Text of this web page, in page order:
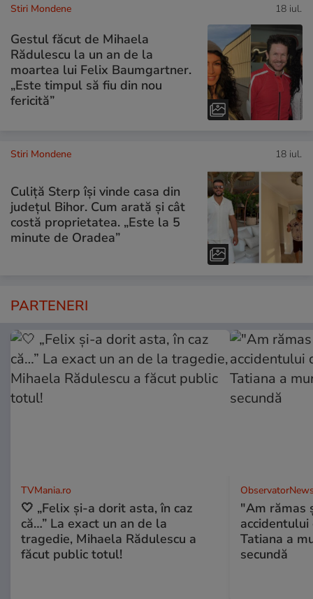
Stiri Mondene 18 iul.
Gestul făcut de Mihaela
Rădulescu la un an de la
moartea lui Felix Baumgartner.
„Este timpul să fiu din nou
fericită”
Stiri Mondene 18 iul.
Culiță Sterp își vinde casa din
județul Bihor. Cum arată și cât
costă proprietatea. „Este la 5
minute de Oradea”
PARTENERI
TVMania.ro
🤍 „Felix și-a dorit asta, în caz
că…” La exact un an de la
tragedie, Mihaela Rădulescu a
făcut public totul!
"Am rămas
accidentului
Tatiana a
secundă